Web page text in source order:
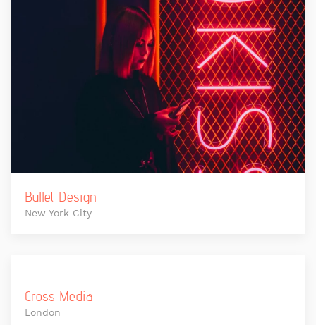
Bullet Design
New York City
Cross Media
London